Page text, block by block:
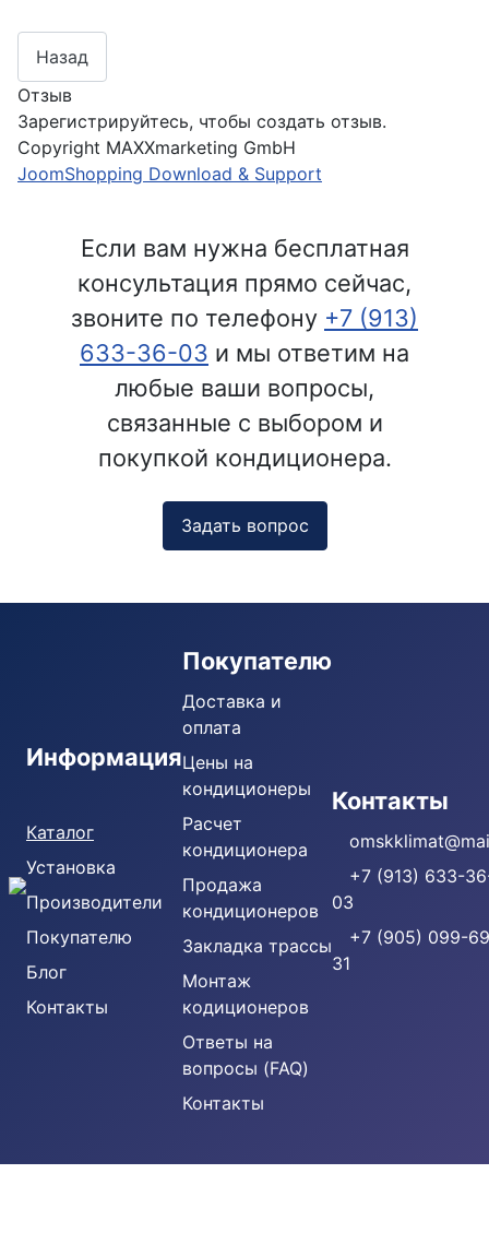
Отзыв
Зарегистрируйтесь, чтобы создать отзыв.
Copyright MAXXmarketing GmbH
JoomShopping Download & Support
Если вам нужна бесплатная
консультация прямо сейчас,
звоните по телефону +7 (913)
633-36-03 и мы ответим на
любые ваши вопросы,
связанные с выбором и
покупкой кондиционера.
Задать вопрос
Информация
Каталог
Установка
Производители
Покупателю
Блог
Контакты
Покупателю
Доставка и
оплата
Цены на
кондиционеры
Расчет
кондиционера
Продажа
кондиционеров
Закладка трассы
Монтаж
кодиционеров
Ответы на
вопросы (FAQ)
Контакты
Контакты
+7 (913) 633-
03
+7 (905) 099-
31